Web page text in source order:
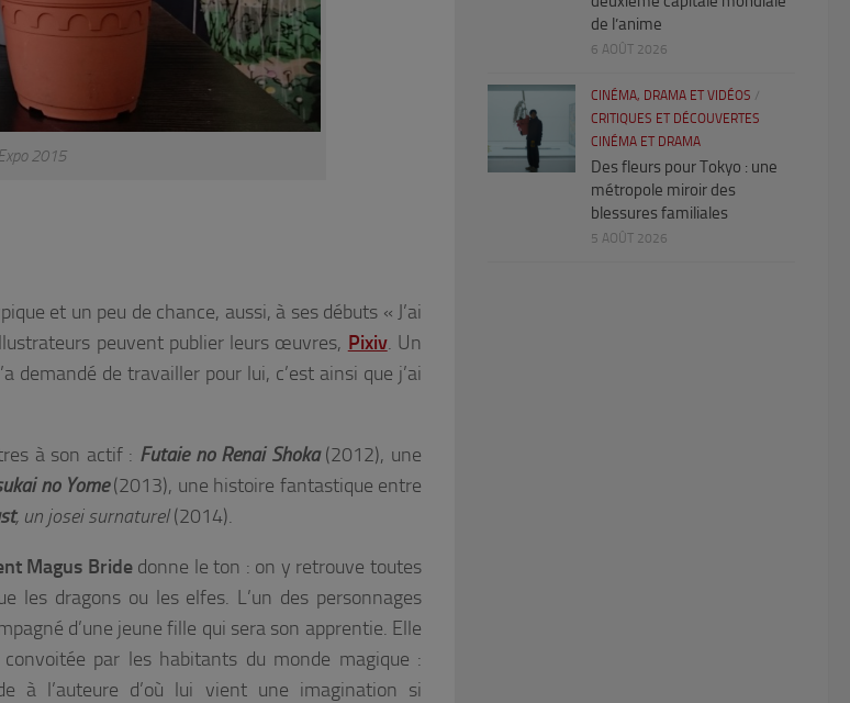
2015
et un peu de chance, aussi, à ses débuts « J’ai
peuvent publier leurs œuvres, Pixiv. Un
demandé de travailler pour lui, c’est ainsi que j’ai
à son actif : Futaie no Renai Shoka(2012), une
no Yome(2013), une histoire fantastique entre
, un josei surnaturel(2014).
Magus Bridedonne le ton : on y retrouve toutes
les dragons ou les elfes. L’un des personnages
d’une jeune fille qui sera son apprentie. Elle
par les habitants du monde magique :
à l’auteure d’où lui vient une imagination si
de l’anime
6 AOÛT 2026
CINÉMA, DRAMA ET VIDÉOS /
CRITIQUES ET DÉCOUVERTES
CINÉMA ET DRAMA
Des fleurs pour Tokyo : une
métropole miroir des
blessures familiales
5 AOÛT 2026